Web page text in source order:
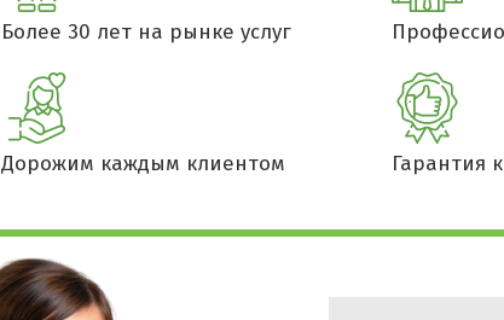
Более 30 лет на рынке услуг
Дорожим каждым клиентом Гарантия